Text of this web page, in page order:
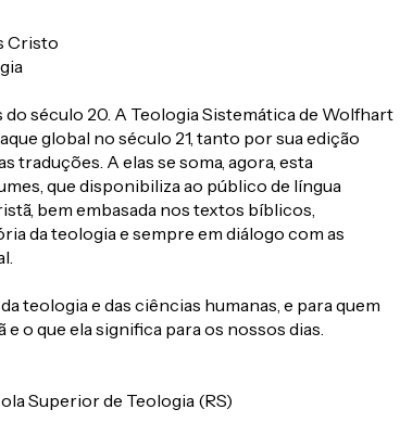
Cristo
século 20. A Teologia Sistemática de Wolfhart
global no século 21, tanto por sua edição
traduções. A elas se soma, agora, esta
que disponibiliza ao público de língua
bem embasada nos textos bíblicos,
da teologia e sempre em diálogo com as
teologia e das ciências humanas, e para quem
o que ela significa para os nossos dias.
Superior de Teologia (RS)